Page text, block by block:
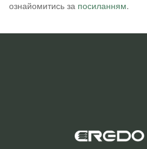
ознайомитись за посиланням.